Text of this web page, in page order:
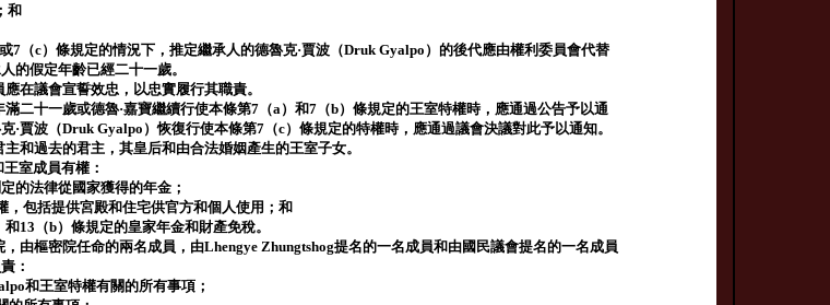
和
7（c）條規定的情況下，推定繼承人的德魯克·賈波（Druk Gyalpo）的後代應由權利委員會代替
的假定年齡已經二十一歲。
在議會宣誓效忠，以忠實履行其職責。
滿二十一歲或德魯·嘉寶繼續行使本條第7（a）和7（b）條規定的王室特權時，應通過公告予以通
·賈波（Druk Gyalpo）恢復行使本條第7（c）條規定的特權時，應通過議會決議對此予以通知。
主和過去的君主，其皇后和由合法婚姻產生的王室子女。
室成員有權：
的法律從國家獲得的年金；
，包括提供宮殿和住宅供官方和個人使用；和
13（b）條規定的皇家年金和財產免稅。
，由樞密院任命的兩名成員，由Lhengye Zhungtshog提名的一名成員和由國民議會提名的一名成員
：
和王室特權有關的所有事項；